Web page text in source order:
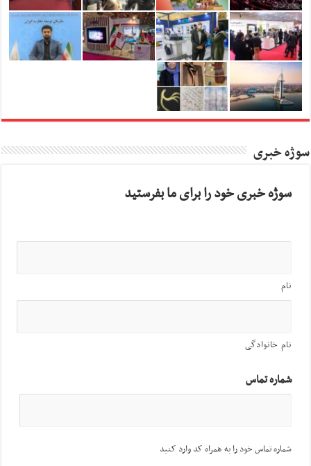
سوژه خبری
سوژه خبری خود را برای ما بفرستید
نام
نام خانوادگی
شماره تماس
شماره تماس خود را به همراه کد وارد کنید